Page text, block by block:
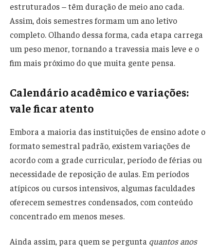
estruturados – têm duração de meio ano cada.
Assim, dois semestres formam um ano letivo
completo. Olhando dessa forma, cada etapa carrega
um peso menor, tornando a travessia mais leve e o
fim mais próximo do que muita gente pensa.
Calendário acadêmico e variações:
vale ficar atento
Embora a maioria das instituições de ensino adote o
formato semestral padrão, existem variações de
acordo com a grade curricular, período de férias ou
necessidade de reposição de aulas. Em períodos
atípicos ou cursos intensivos, algumas faculdades
oferecem semestres condensados, com conteúdo
concentrado em menos meses.
Ainda assim, para quem se pergunta quantos anos